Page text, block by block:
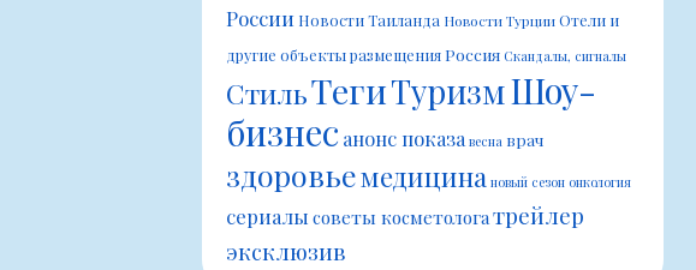
России Новости Таиланда Новости ТурцииОтели и
другие объекты размещенияРоссия Скандалы, сигналы
СтильТегиТуризмШоу-
бизнес анонс показа весна врач
здоровьемедицина новый сезон онкология
сериалы советы косметологатрейлер
эксклюзив